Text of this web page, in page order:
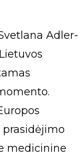
Adler-
medicinine